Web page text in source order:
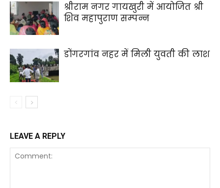
श्रीराम नगर गायखुरी में आयोजित श्री
शिव महापुराण सम्पन्न
डोंगरगांव नहर में मिली युवती की लाश
LEAVE A REPLY